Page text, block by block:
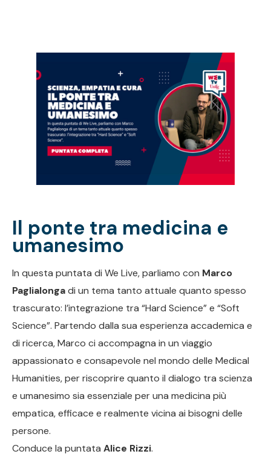
Il ponte tra medicina e
umanesimo
In questa puntata di We Live, parliamo con Marco
Paglialongadi un tema tanto attuale quanto spesso
trascurato: l’integrazione tra “Hard Science” e “Soft
Science”. Partendo dalla sua esperienza accademica e
di ricerca, Marco ci accompagna in un viaggio
appassionato e consapevole nel mondo delle Medical
Humanities, per riscoprire quanto il dialogo tra scienza
e umanesimo sia essenziale per una medicina più
empatica, efficace e realmente vicina ai bisogni delle
persone.
Conduce la puntata Alice Rizzi.